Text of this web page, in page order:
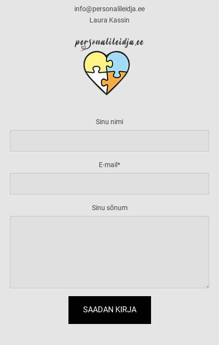
info@personalileidja.ee
Laura Kassin
Sinu nimi
E-mail
Sinu sõnum